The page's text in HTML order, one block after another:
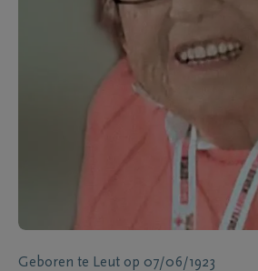
Geboren te Leut op 07/06/1923